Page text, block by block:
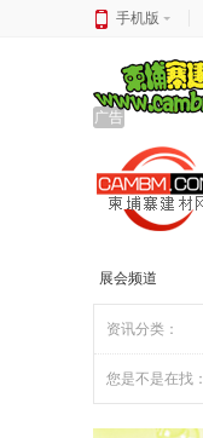
手机版
广告
展会频道
资讯分类：
您是不是在找：